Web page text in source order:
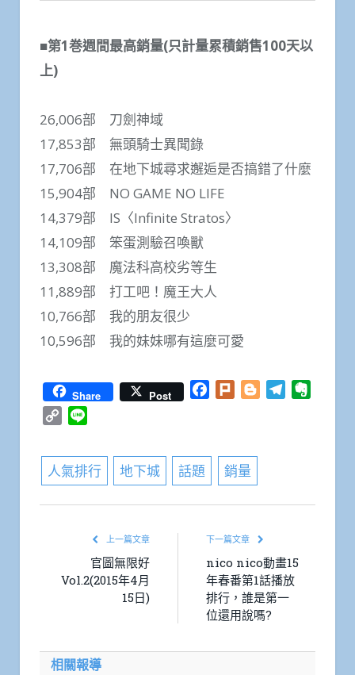
■第1巻週間最高銷量(只計量累積銷售100天以
上)
26,006部 刀劍神域
17,853部 無頭騎士異聞錄
17,706部 在地下城尋求邂逅是否搞錯了什麼
15,904部 NO GAME NO LIFE
14,379部 IS〈Infinite Stratos〉
14,109部 笨蛋測驗召喚獸
13,308部 魔法科高校劣等生
11,889部 打工吧！魔王大人
10,766部 我的朋友很少
10,596部 我的妹妹哪有這麼可愛
Share Post Facebook
Plurk BloggerTelegram
Copy
人氣排行 地下城 話題 銷量
上一篇文章
官圖無限好
Vol.2(2015年4月
15日)
下一篇文章
nico nico動畫15
年春番第1話播放
排行，誰是第一
位還用說嗎?
相關報導